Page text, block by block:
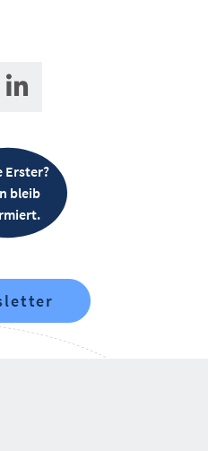
Erster?
bleib